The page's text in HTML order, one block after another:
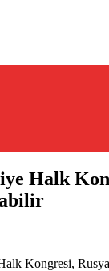
Halk
Kongresi,